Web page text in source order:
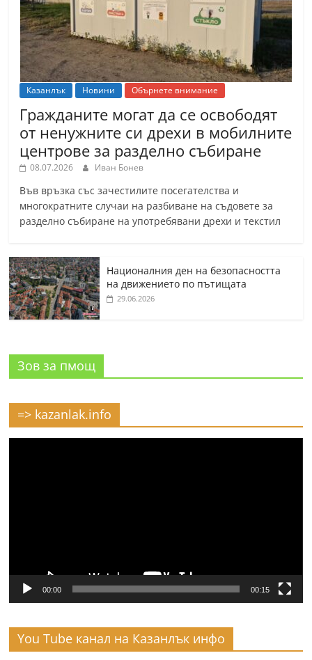
Казанлък Новини Обърнете внимание
Гражданите могат да се освободят
от ненужните си дрехи в мобилните
центрове за разделно събиране
08.07.2026 Иван Бонев
Във връзка със зачестилите посегателства и
многократните случаи на разбиване на съдовете за
разделно събиране на употребявани дрехи и текстил
Националния ден на безопасността
на движението по пътищата
29.06.2026
Зов за пмощ
=> kazanlak.info
00:00 00:15
You Tube канал на Казанлък инфо